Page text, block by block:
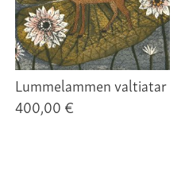
Lummelammen valtiatar
400,00 €